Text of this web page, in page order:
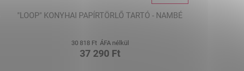
"LOOP" KONYHAI PAPÍRTÖRLŐ TARTÓ - NAMBÉ
30 818 Ft ÁFA nélkül
37 290 Ft